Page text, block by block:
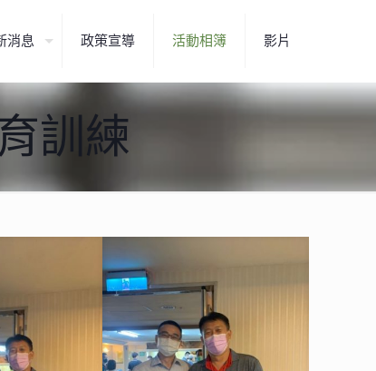
消息 政策宣導 活動相簿 影片
訓練